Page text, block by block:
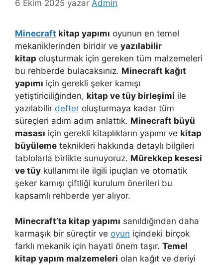
6 Ekim 2025 yazar Admin
Minecraft kitap yapımı oyunun en temel
mekaniklerinden biridir ve yazılabilir
kitap oluşturmak için gereken tüm malzemeleri
bu rehberde bulacaksınız. Minecraft kağıt
yapımı için gerekli şeker kamışı
yetiştiriciliğinden, kitap ve tüy birleşimi ile
yazılabilir defter oluşturmaya kadar tüm
süreçleri adım adım anlattık. Minecraft büyü
masası için gerekli kitaplıkların yapımı ve kitap
büyüleme teknikleri hakkında detaylı bilgileri
tablolarla birlikte sunuyoruz. Mürekkep kesesi
ve tüy kullanımı ile ilgili ipuçları ve otomatik
şeker kamışı çiftliği kurulum önerileri bu
kapsamlı rehberde yer alıyor.
Minecraft’ta kitap yapımı sanıldığından daha
karmaşık bir süreçtir ve oyun içindeki birçok
farklı mekanik için hayati önem taşır. Temel
kitap yapım malzemeleri olan kağıt ve deriyi